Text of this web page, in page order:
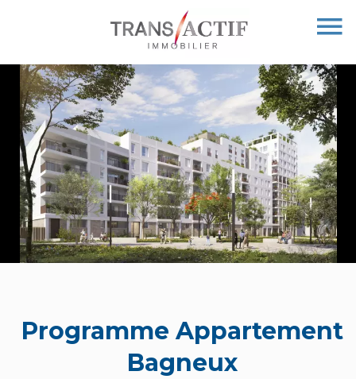
Programme Appartement
Bagneux